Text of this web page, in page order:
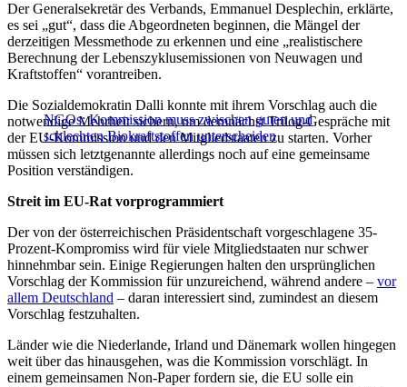
Der Generalsekretär des Verbands, Emmanuel Desplechin, erklärte,
es sei „gut“, dass die Abgeordneten beginnen, die Mängel der
derzeitigen Messmethode zu erkennen und eine „realistischere
Berechnung der Lebenszyklusemissionen von Neuwagen und
Kraftstoffen“ vorantreiben.
NGOs: Kommission muss zwischen guten und
schlechten Biokraftstoffen unterscheiden
Die Sozialdemokratin Dalli konnte mit ihrem Vorschlag auch die
notwendige Mehrheit sichern, um demnächst Trilog-Gespräche mit
der EU-Kommission und den Mitgliedstaaten zu starten. Vorher
müssen sich letztgenannte allerdings noch auf eine gemeinsame
Position verständigen.
Streit im EU-Rat vorprogrammiert
Der von der österreichischen Präsidentschaft vorgeschlagene 35-
Prozent-Kompromiss wird für viele Mitgliedstaaten nur schwer
hinnehmbar sein. Einige Regierungen halten den ursprünglichen
Vorschlag der Kommission für unzureichend, während andere – vor
allem Deutschland – daran interessiert sind, zumindest an diesem
Vorschlag festzuhalten.
Länder wie die Niederlande, Irland und Dänemark wollen hingegen
weit über das hinausgehen, was die Kommission vorschlägt. In
einem gemeinsamen Non-Paper fordern sie, die EU solle ein